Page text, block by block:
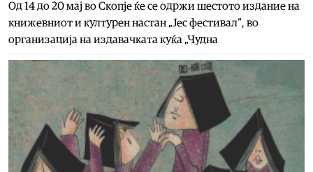
Од 14 до 20 мај во Скопје ќе се одржи шестото издание на
книжевниот и културен настан „Јес фестивал“, во
организација на издавачката куќа „Чудна